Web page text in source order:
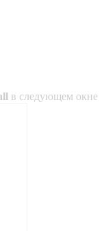
в следующем окне